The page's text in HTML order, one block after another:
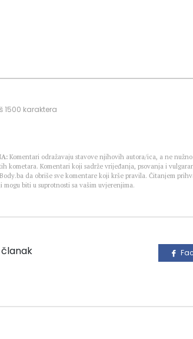
1500 karaktera
Komentari odražavaju stavove njihovih autora/ica, a ne
kometara. Komentari koji sadrže vrijeđanja, psovanja i
da obriše sve komentare koji krše pravila. Čitanjem
mogu biti u suprotnosti sa vašim uvjerenjima.
članak